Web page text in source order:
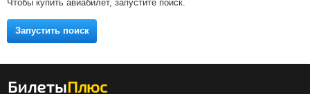
Чтобы купить авиабилет, запустите поиск.
Запустить поиск